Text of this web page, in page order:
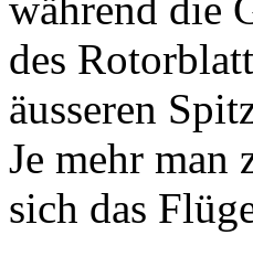
des
äusseren
Je mehr man
sich das